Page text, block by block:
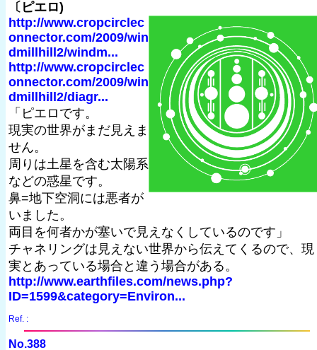
〔ピエロ)
http://www.cropcirclec
onnector.com/2009/win
dmillhill2/windm...
http://www.cropcirclec
onnector.com/2009/win
dmillhill2/diagr...
「ピエロです。
現実の世界がまだ見えま
せん。
周りは土星を含む太陽系
などの惑星です。
鼻=地下空洞には悪者が
いました。
両目を何者かが塞いで見えなくしているのです」
チャネリングは見えない世界から伝えてくるので、現
実とあっている場合と違う場合がある。
http://www.earthfiles.com/news.php?
ID=1599&category=Environ...
Ref. :
No.388